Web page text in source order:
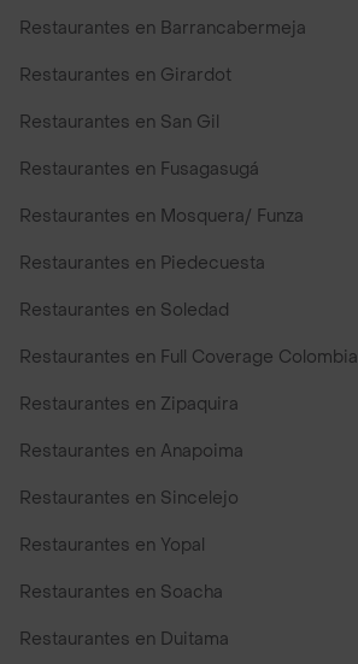
Restaurantes en Barrancabermeja
Restaurantes en Girardot
Restaurantes en San Gil
Restaurantes en Fusagasugá
Restaurantes en Mosquera/ Funza
Restaurantes en Piedecuesta
Restaurantes en Soledad
Restaurantes en Full Coverage Colombia
Restaurantes en Zipaquira
Restaurantes en Anapoima
Restaurantes en Sincelejo
Restaurantes en Yopal
Restaurantes en Soacha
Restaurantes en Duitama